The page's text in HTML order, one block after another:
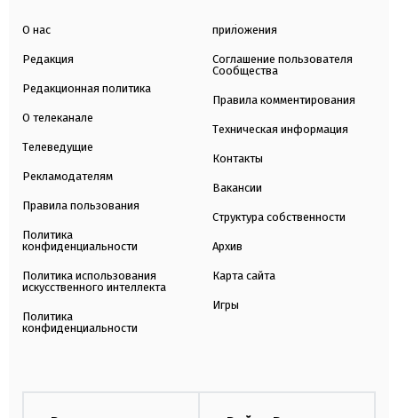
О нас
Редакция
Редакционная политика
О телеканале
Телеведущие
Рекламодателям
Правила пользования
Политика
конфиденциальности
Политика использования
искусственного интеллекта
Политика
конфиденциальности
приложения
Соглашение пользователя
Сообщества
Правила комментирования
Техническая информация
Контакты
Вакансии
Структура собственности
Архив
Карта сайта
Игры